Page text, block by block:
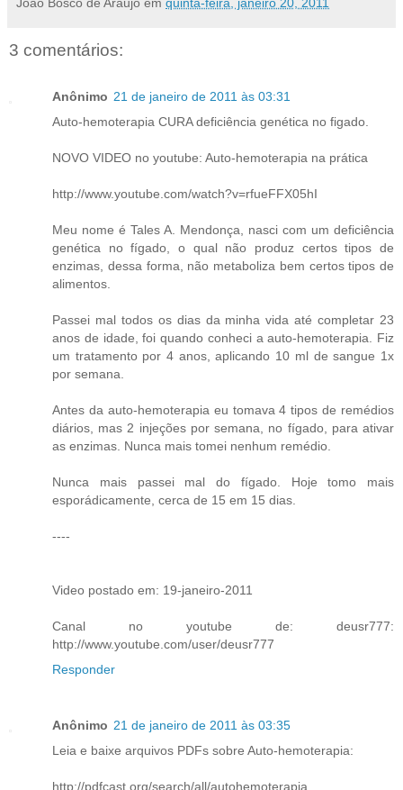
3 comentários:
Anônimo 21 de janeiro de 2011 às 03:31
Auto-hemoterapia CURA deficiência genética no figado.
NOVO VIDEO no youtube: Auto-hemoterapia na prática
http://www.youtube.com/watch?v=rfueFFX05hI
Meu nome é Tales A. Mendonça, nasci com um deficiência
genética no fígado, o qual não produz certos tipos de
enzimas, dessa forma, não metaboliza bem certos tipos de
alimentos.
Passei mal todos os dias da minha vida até completar 23
anos de idade, foi quando conheci a auto-hemoterapia. Fiz
um tratamento por 4 anos, aplicando 10 ml de sangue 1x
por semana.
Antes da auto-hemoterapia eu tomava 4 tipos de remédios
diários, mas 2 injeções por semana, no fígado, para ativar
as enzimas. Nunca mais tomei nenhum remédio.
Nunca mais passei mal do fígado. Hoje tomo mais
esporádicamente, cerca de 15 em 15 dias.
----
Video postado em: 19-janeiro-2011
Canal no youtube de: deusr777:
http://www.youtube.com/user/deusr777
Responder
Anônimo 21 de janeiro de 2011 às 03:35
Leia e baixe arquivos PDFs sobre Auto-hemoterapia:
http://pdfcast.org/search/all/autohemoterapia